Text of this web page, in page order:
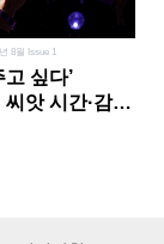
8월 Issue 1
고 싶다’
앗 시간·감정